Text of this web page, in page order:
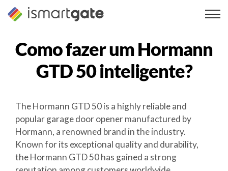
Saltar
para
conteúdoComo fazer umHormann
GTD 50inteligente?
The Hormann GTD 50 is a highly reliable and
popular garage door opener manufactured by
Hormann, a renowned brand in the industry.
Known for its exceptional quality and durability,
the Hormann GTD 50 has gained a strong